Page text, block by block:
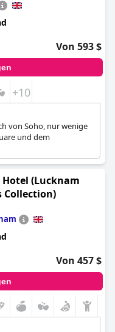
Von 593 $
+10
von Soho, nur wenige
und dem
(Lucknam
Collection)
Von 457 $